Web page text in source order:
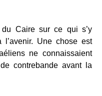
du Caire sur ce qui s’y
Une chose est
ne connaissaient
contrebande avant la